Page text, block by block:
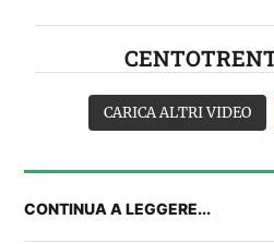
CARICA ALTRI VIDEO
CONTINUA A LEGGERE...